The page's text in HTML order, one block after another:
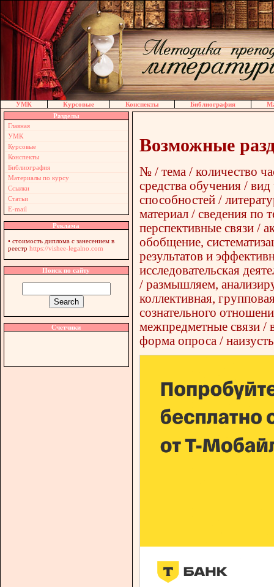
УМК Курсовые Конспекты Библиография
Разделы
Главная
УМК
Курсовые
Конспекты
Библиография
Материалы по курсу
Ссылки
Статьи
E-mail
Реклама
• стоимость диплома с занесением в
реестр https://vishee-legalno.com
Поиск по сайту
Счетчики
Возможные
№ / тема / количество
средства обучения /
способностей /
материал / сведения по
перспективные связи /
обобщение,
результатов и
исследовательская
/ размышляем,
коллективная,
сознательного
межпредметные связи /
форма опроса /